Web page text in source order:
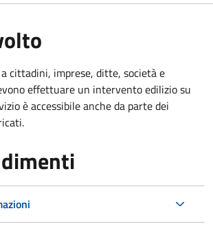
cittadini, imprese, ditte, società e
effettuare un intervento edilizio su
è accessibile anche da parte dei